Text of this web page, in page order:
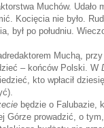
Muchów.
Kocięcia nie było.
był po południu.
Muchą,
– końców Polski. W
kto wpłacił
będzie o Falubazie,
Górze prowadzić, o